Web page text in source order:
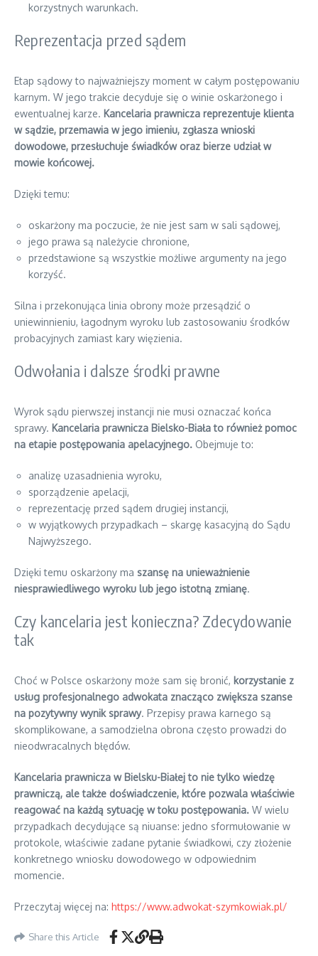
korzystnych warunkach.
Reprezentacja przed sądem
Etap sądowy to najważniejszy moment w całym postępowaniu
karnym. W jego trakcie decyduje się o winie oskarżonego i
ewentualnej karze. Kancelaria prawnicza reprezentuje klienta
w sądzie, przemawia w jego imieniu, zgłasza wnioski
dowodowe, przesłuchuje świadków oraz bierze udział w
mowie końcowej.
Dzięki temu:
oskarżony ma poczucie, że nie jest sam w sali sądowej,
jego prawa są należycie chronione,
przedstawione są wszystkie możliwe argumenty na jego
korzyść.
Silna i przekonująca linia obrony może przesądzić o
uniewinnieniu, łagodnym wyroku lub zastosowaniu środków
probacyjnych zamiast kary więzienia.
Odwołania i dalsze środki prawne
Wyrok sądu pierwszej instancji nie musi oznaczać końca
sprawy. Kancelaria prawnicza Bielsko-Biała to również pomoc
na etapie postępowania apelacyjnego. Obejmuje to:
analizę uzasadnienia wyroku,
sporządzenie apelacji,
reprezentację przed sądem drugiej instancji,
w wyjątkowych przypadkach – skargę kasacyjną do Sądu
Najwyższego.
Dzięki temu oskarżony ma szansę na unieważnienie
niesprawiedliwego wyroku lub jego istotną zmianę.
Czy kancelaria jest konieczna? Zdecydowanie
tak
Choć w Polsce oskarżony może sam się bronić, korzystanie z
usług profesjonalnego adwokata znacząco zwiększa szanse
na pozytywny wynik sprawy. Przepisy prawa karnego są
skomplikowane, a samodzielna obrona często prowadzi do
nieodwracalnych błędów.
Kancelaria prawnicza w Bielsku-Białej to nie tylko wiedzę
prawniczą, ale także doświadczenie, które pozwala właściwie
reagować na każdą sytuację w toku postępowania. W wielu
przypadkach decydujące są niuanse: jedno sformułowanie w
protokole, właściwie zadane pytanie świadkowi, czy złożenie
konkretnego wniosku dowodowego w odpowiednim
momencie.
Przeczytaj więcej na: https://www.adwokat-szymkowiak.pl/
Share this Article